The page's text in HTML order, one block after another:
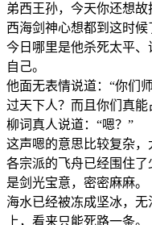
弟西王孙，今天你还想
西海剑神心想都到这时候
今日哪里是他杀死太平
自己。
他面无表情说道：“你们
过天下人？而且你们真能
柳词真人说道：“嗯？”
这声嗯的意思比较复杂，
各宗派的飞舟已经围住
是剑光宝意，密密麻麻。
海水已经被冻成坚冰，
上，看来只能死路一条。